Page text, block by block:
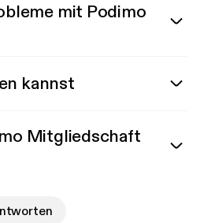
mit Podimo
kannst
Mitgliedschaft